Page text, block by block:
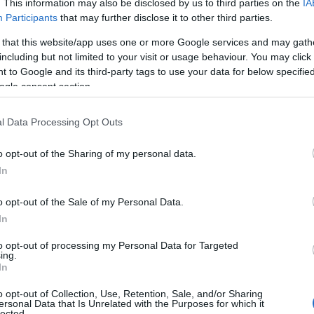
This information may also be disclosed by us to third parties on the
Participants that may further disclose it to other third parties.
that this website/app uses one or more Google services and may
but not limited to your visit or usage behaviour. You may
to Google and its third-party tags to use your data for below
consent section.
Data Processing Opt Outs
opt-out of the Sharing of my personal data.
opt-out of the Sale of my Personal Data.
opt-out of processing my Personal Data for Targeted
opt-out of Collection, Use, Retention, Sale, and/or Sharing
Data that Is Unrelated with the Purposes for which it
építeni, aminek mára meglett
aPompeji című filmben
bájával, sokszínű
lányaként látta meg a napvilágot.
is nagyon érdeklődött a művészetek
nyűgözte le. Elmondása szerint
lélek. Nagyon hosszú
modellel és zenésszel. Majd